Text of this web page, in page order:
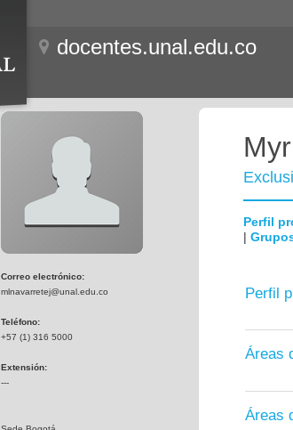
docentes.unal.edu.co
Correo electrónico:
mlnavarretej@unal.edu.co
Teléfono:
+57 (1) 316 5000
Extensión:
---
Perfil
|
Perfil
Áreas
Áreas